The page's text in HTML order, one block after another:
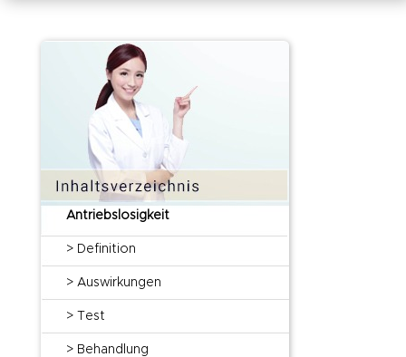
Antriebslosigkeit
> Definition
> Auswirkungen
> Test
> Behandlung